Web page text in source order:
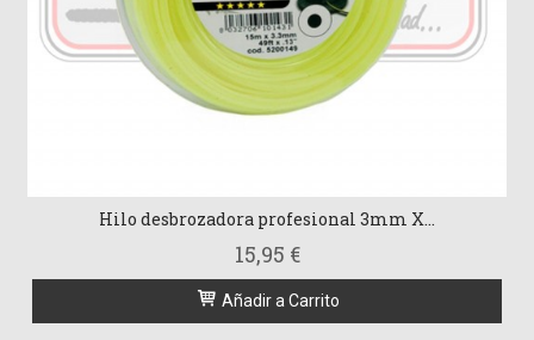
Hilo desbrozadora profesional 3mm X...
15,95 €
Añadir a Carrito